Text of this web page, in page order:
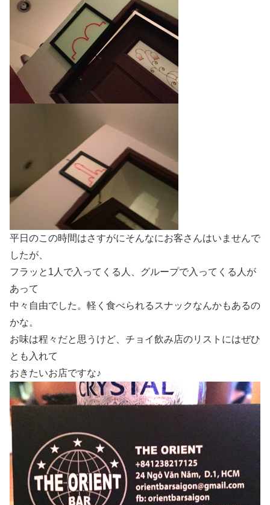
平日のこの時間はさすがにそんなにお客さんはいませんで
したが、
フラッと1人で入ってくる人、グループで入ってくる人が
あって
中々自由でした。軽く食べられるスナックなんかもあるの
かな。
お味は程々だと思うけど、チョイ飲み店のリストにはぜひ
とも入れて
おきたいお店ですな♪